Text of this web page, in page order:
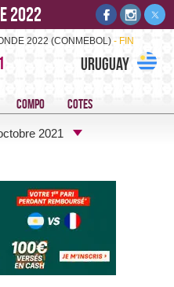
2022
2022 (CONMEBOL)
FIN
1 Uruguay
2021